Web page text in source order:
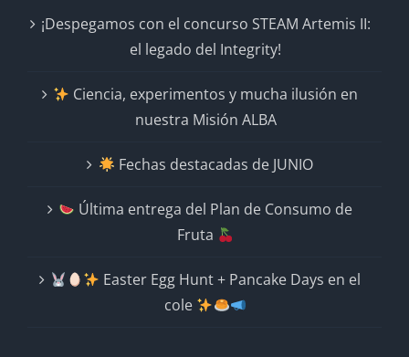
¡Despegamos con el concurso STEAM Artemis II:
el legado del Integrity!
Ciencia, experimentos y mucha ilusión en
nuestra Misión ALBA
Fechas destacadas de JUNIO
Última entrega del Plan de Consumo de
Fruta
Easter Egg Hunt + Pancake Days en el
cole